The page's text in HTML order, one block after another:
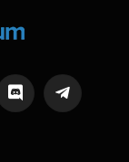
Discord Telegram